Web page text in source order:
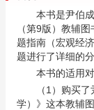
本书是尹伯
（第9版）教辅
题指南（宏观经
题进行了详细的
本书的适用
（1）购买
学）》这本教辅